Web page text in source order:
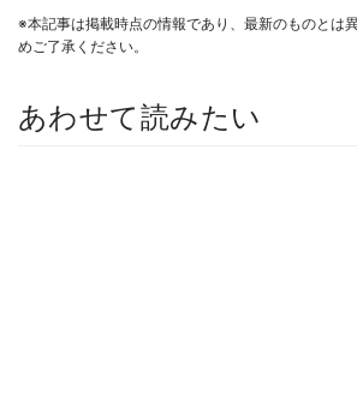
※本記事は掲載時点の情報であり、最新のものとは
めご了承ください。
あわせて読みたい